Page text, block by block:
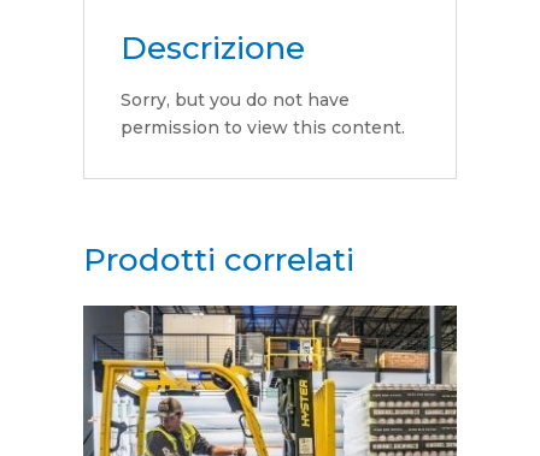
Descrizione
Sorry, but you do not have
permission to view this content.
Prodotti correlati